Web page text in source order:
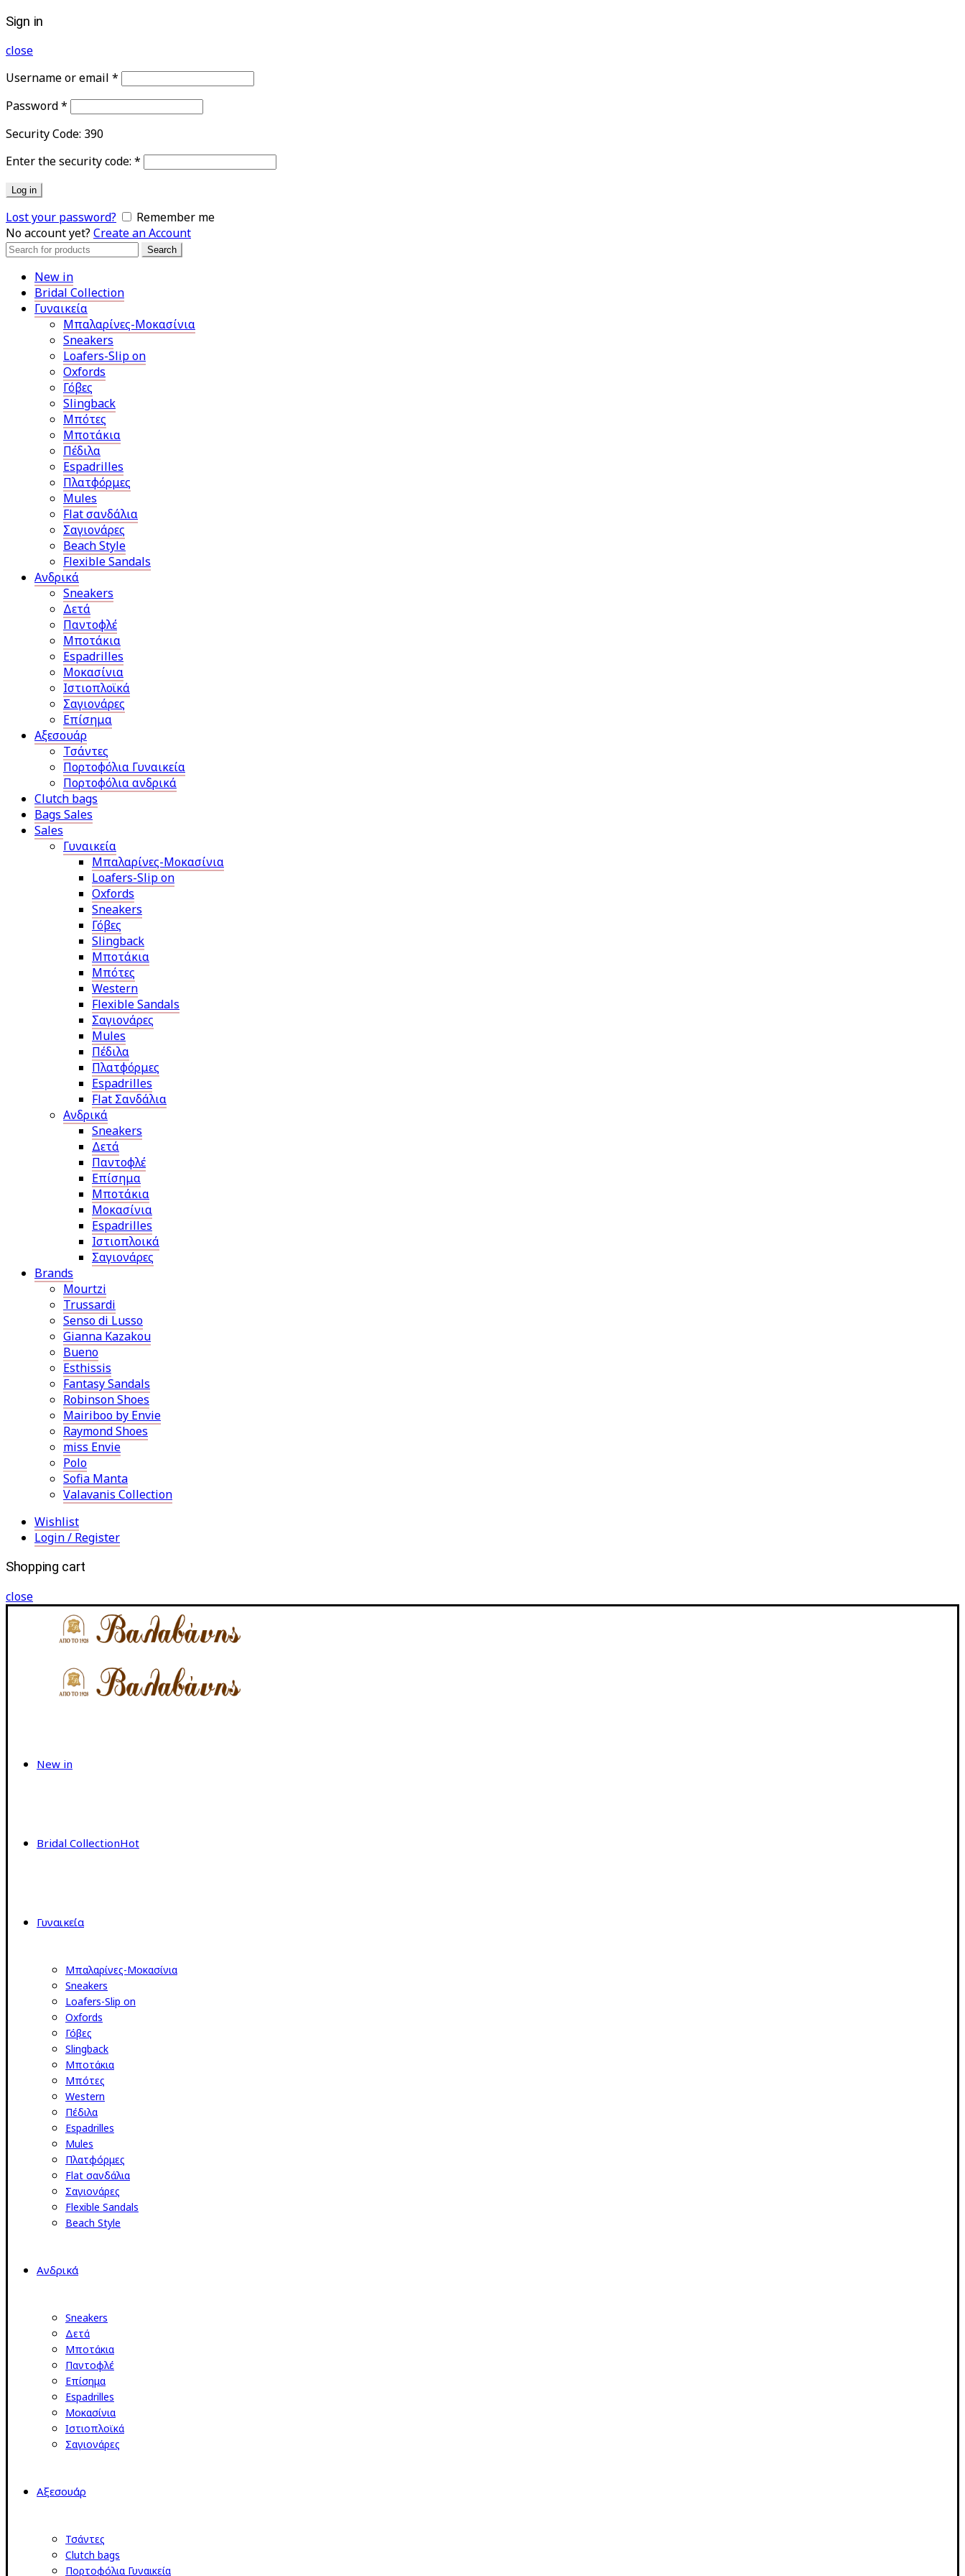
Sign in
close
Username or email *
Password*
Security Code: 390
Enter the security code: *
Log in
Lost your password?
Remember me
No account yet? Create an Account
Search
Search
New in
Bridal Collection
Γυναικεία
Μπαλαρίνες-Μοκασίνια
Sneakers
Loafers-Slip on
Oxfords
Γόβες
Slingback
Μπότες
Μποτάκια
Πέδιλα
Espadrilles
Πλατφόρμες
Mules
Flat σανδάλια
Σαγιονάρες
Beach Style
Flexible Sandals
Ανδρικά
Sneakers
Δετά
Παντοφλέ
Μποτάκια
Espadrilles
Μοκασίνια
Ιστιοπλοϊκά
Σαγιονάρες
Επίσημα
Αξεσουάρ
Τσάντες
Πορτοφόλια Γυναικεία
Πορτοφόλια ανδρικά
Clutch bags
Bags Sales
Sales
Γυναικεία
Μπαλαρίνες-Μοκασίνια
Loafers-Slip on
Oxfords
Sneakers
Γόβες
Slingback
Μποτάκια
Μπότες
Western
Flexible Sandals
Σαγιονάρες
Mules
Πέδιλα
Πλατφόρμες
Espadrilles
Flat Σανδάλια
Ανδρικά
Sneakers
Δετά
Παντοφλέ
Επίσημα
Μποτάκια
Μοκασίνια
Espadrilles
Ιστιοπλοικά
Σαγιονάρες
Brands
Mourtzi
Trussardi
Senso di Lusso
Gianna Kazakou
Bueno
Esthissis
Fantasy Sandals
Robinson Shoes
Mairiboo by Envie
Raymond Shoes
miss Envie
Polo
Sofia Manta
Valavanis Collection
Wishlist
Login / Register
Shopping cart
close
New in
Bridal CollectionHot
Γυναικεία
Μπαλαρίνες-Μοκασίνια
Sneakers
Loafers-Slip on
Oxfords
Γόβες
Slingback
Μποτάκια
Μπότες
Western
Πέδιλα
Espadrilles
Mules
Πλατφόρμες
Flat σανδάλια
Σαγιονάρες
Flexible Sandals
Beach Style
Ανδρικά
Sneakers
Δετά
Μποτάκια
Παντοφλέ
Επίσημα
Espadrilles
Μοκασίνια
Ιστιοπλοϊκά
Σαγιονάρες
Αξεσουάρ
Τσάντες
Clutch bags
Πορτοφόλια Γυναικεία